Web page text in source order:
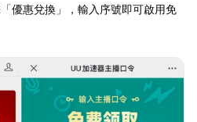
優惠兌換」，輸入序號即可啟用免